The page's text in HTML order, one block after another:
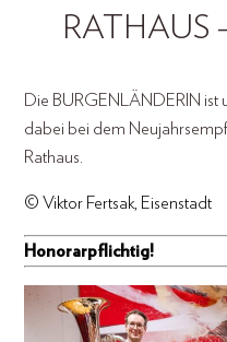
RATHAUS
Die BURGENLÄNDERIN ist
dabei bei dem
Rathaus.
© Viktor Fertsak, Eisenstadt
Honorarpflichtig!